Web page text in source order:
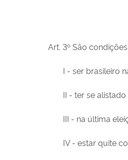
Art. 3º São
I - ser brasileiro
II - ter se
III - na última
IV - estar quite